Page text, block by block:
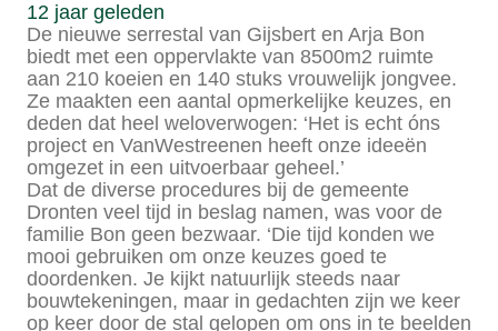
12 jaar geleden
De nieuwe serrestal van Gijsbert en Arja Bon
biedt met een oppervlakte van 8500m2 ruimte
aan 210 koeien en 140 stuks vrouwelijk jongvee.
Ze maakten een aantal opmerkelijke keuzes, en
deden dat heel weloverwogen: ‘Het is echt óns
project en VanWestreenen heeft onze ideeën
omgezet in een uitvoerbaar geheel.’
Dat de diverse procedures bij de gemeente
Dronten veel tijd in beslag namen, was voor de
familie Bon geen bezwaar. ‘Die tijd konden we
mooi gebruiken om onze keuzes goed te
doordenken. Je kijkt natuurlijk steeds naar
bouwtekeningen, maar in gedachten zijn we keer
op keer door de stal gelopen om ons in te beelden